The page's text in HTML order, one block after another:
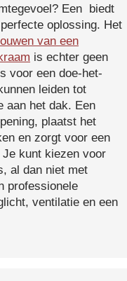
Een biedt
oplossing. Het
van een
is echter geen
voor een doe-het-
leiden tot
aan het dak. Een
plaatst het
en zorgt voor een
kunt kiezen voor
al dan niet met
professionele
ventilatie en een